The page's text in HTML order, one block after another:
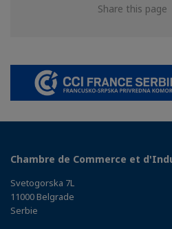
Share this page
Chambre de Commerce et
Svetogorska 7L
11000 Belgrade
Serbie